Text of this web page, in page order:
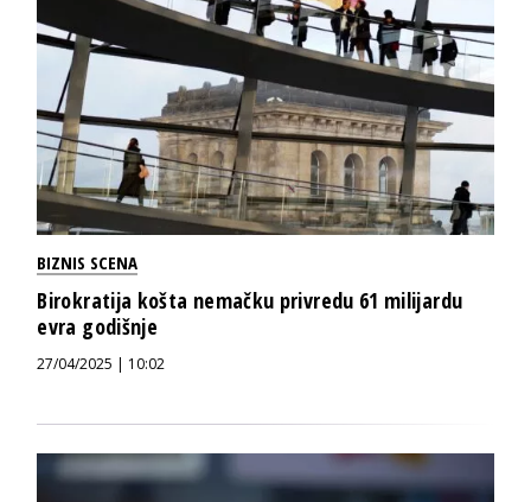
BIZNIS SCENA
Birokratija košta nemačku privredu 61 milijardu
evra godišnje
27/04/2025 | 10:02